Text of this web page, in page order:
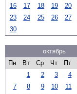
16
17 18 19 20
23
24 25 26 27
30
октябрь
Пн
Вт Ср Чт Пт
1
2 3 4
7
8 9 10 11